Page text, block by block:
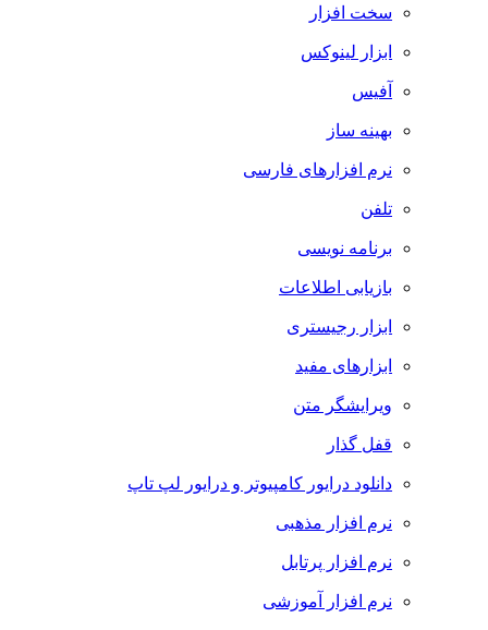
سخت افزار
ابزار لینوکس
آفیس
بهینه ساز
نرم افزارهای فارسی
تلفن
برنامه نویسی
بازیابی اطلاعات
ابزار رجیستری
ابزارهای مفید
ویرایشگر متن
قفل گذار
دانلود درایور کامپیوتر و درایور لپ تاپ
نرم افزار مذهبی
نرم افزار پرتابل
نرم افزار آموزشی